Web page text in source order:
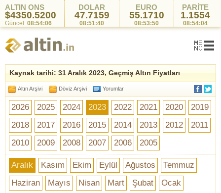
ALTIN ONS
$4350.5200
Güncel: 08:54:06
DOLAR
47.7159
08:51:40
EURO
55.1710
08:53:50
PARİTE
1.1554
08:54:04
Kaynak tarihi: 31 Aralık 2023, Geçmiş Altın Fiyatları
Altın Arşivi Döviz Arşivi Yorumlar
2026 2025 2024 2023 2022 2021 2020
2019
2018
2017 2016 2015 2014 2013 2012
2011
2010
2009 2008 2007 2006 2005
Aralık Kasım Ekim Eylül Ağustos
Temmuz
Haziran
Mayıs Nisan Mart Şubat Ocak